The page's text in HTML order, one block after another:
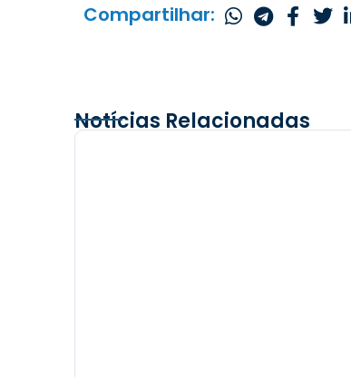
Compartilhar:
Notícias Relacionadas